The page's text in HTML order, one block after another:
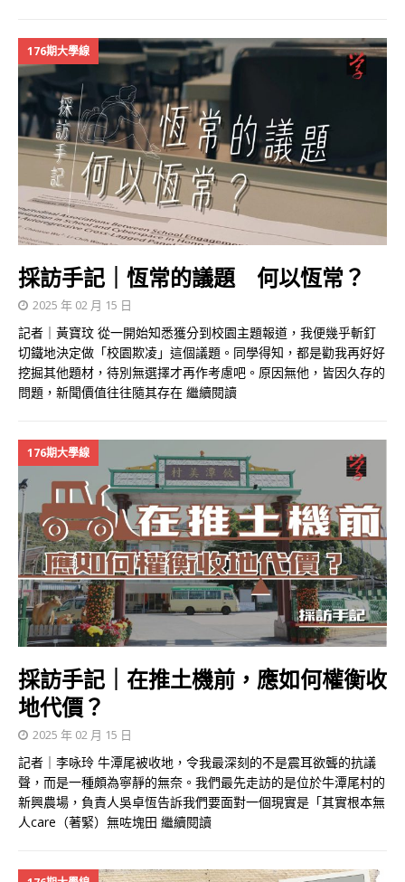
176期大學線
採訪手記｜恆常的議題 何以恆常？
2025 年 02 月 15 日
記者｜黃寶玟 從一開始知悉獲分到校園主題報道，我便幾乎斬釘
切鐵地決定做「校園欺凌」這個議題。同學得知，都是勸我再好好
挖掘其他題材，待別無選擇才再作考慮吧。原因無他，皆因久存的
問題，新聞價值往往隨其存在 繼續閱讀
176期大學線
採訪手記｜在推土機前，應如何權衡收
地代價？
2025 年 02 月 15 日
記者｜李咏玲 牛潭尾被收地，令我最深刻的不是震耳欲聾的抗議
聲，而是一種頗為寧靜的無奈。我們最先走訪的是位於牛潭尾村的
新興農場，負責人吳卓恆告訴我們要面對一個現實是「其實根本無
人care（著緊）無咗塊田 繼續閱讀